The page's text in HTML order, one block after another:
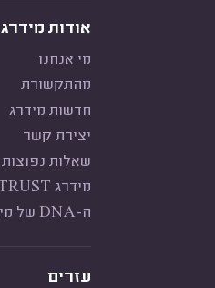
אודות מידרג
מי אנחנו
מהתקשורת
חדשות מידרג
יצירת קשר
שאלות נפוצות
מידרג TRUST
ה-DNA של מידרג
עזרים